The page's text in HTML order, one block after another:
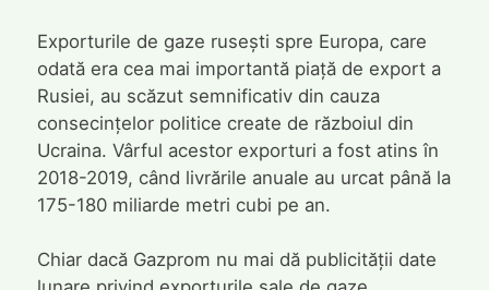
Exporturile de gaze rusești spre Europa, care
odată era cea mai importantă piață de export a
Rusiei, au scăzut semnificativ din cauza
consecințelor politice create de războiul din
Ucraina. Vârful acestor exporturi a fost atins în
2018-2019, când livrările anuale au urcat până la
175-180 miliarde metri cubi pe an.
Chiar dacă Gazprom nu mai dă publicității date